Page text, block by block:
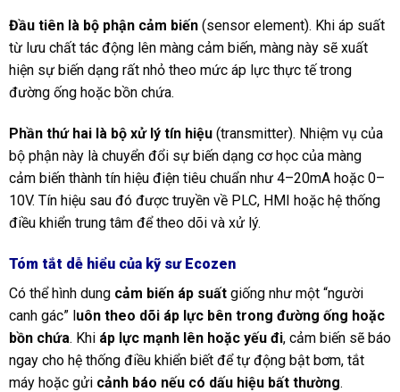
Đầu tiên là bộ phận cảm biến (sensor element). Khi áp suất
từ lưu chất tác động lên màng cảm biến, màng này sẽ xuất
hiện sự biến dạng rất nhỏ theo mức áp lực thực tế trong
đường ống hoặc bồn chứa.
Phần thứ hai là bộ xử lý tín hiệu (transmitter). Nhiệm vụ của
bộ phận này là chuyển đổi sự biến dạng cơ học của màng
cảm biến thành tín hiệu điện tiêu chuẩn như 4–20mA hoặc 0–
10V. Tín hiệu sau đó được truyền về PLC, HMI hoặc hệ thống
điều khiển trung tâm để theo dõi và xử lý.
Tóm tắt dễ hiểu của kỹ sư Ecozen
Có thể hình dung cảm biến áp suất giống như một “người
canh gác” luôn theo dõi áp lực bên trong đường ống hoặc
bồn chứa. Khi áp lực mạnh lên hoặc yếu đi, cảm biến sẽ báo
ngay cho hệ thống điều khiển biết để tự động bật bơm, tắt
máy hoặc gửi cảnh báo nếu có dấu hiệu bất thường.